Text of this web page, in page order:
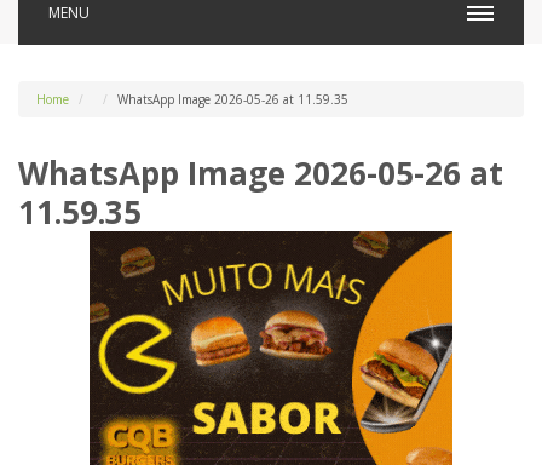
MENU
Home WhatsApp Image 2026-05-26 at 11.59.35
WhatsApp Image 2026-05-26 at
11.59.35